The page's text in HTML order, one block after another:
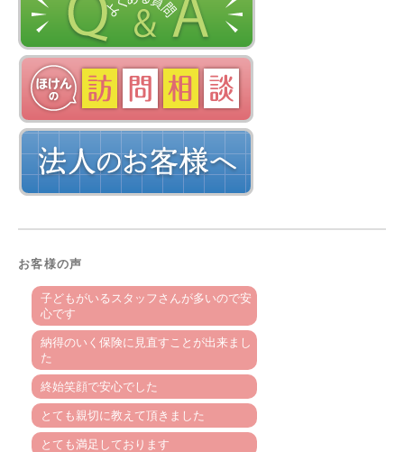
お客様の声
子どもがいるスタッフさんが多いので安
心です
納得のいく保険に見直すことが出来まし
た
終始笑顔で安心でした
とても親切に教えて頂きました
とても満足しております